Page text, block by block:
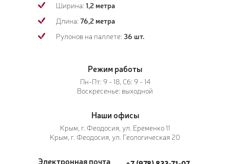
Ширина: 1,2 метра
Длина: 76,2 метра
Рулонов на паллете: 36 шт.
Режим работы
Пн-Пт: 9 - 18, Сб: 9 - 14
Воскресенье: выходной
Наши офисы
Крым, г. Феодосия, ул. Еременко 11
Крым, г. Феодосия, ул. Геологическая 20
Электронная почта